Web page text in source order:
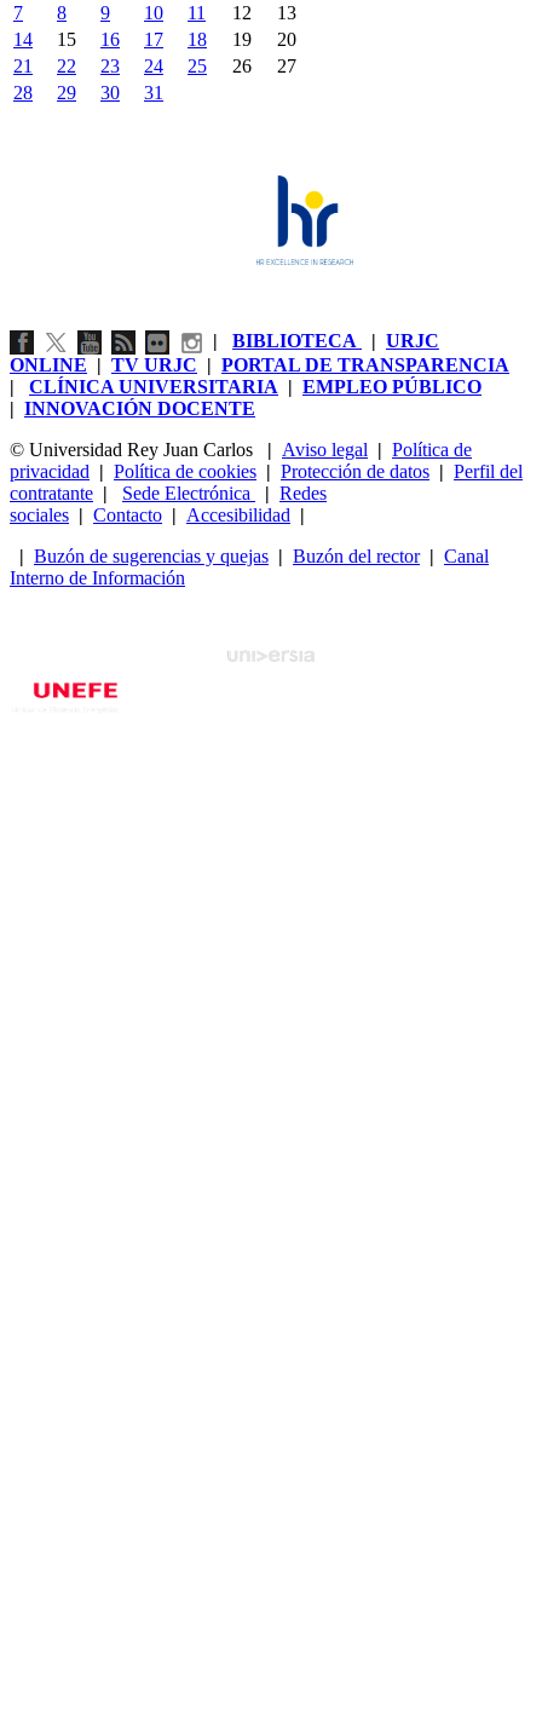
7
8 9 10 11 12
13
14
15 16 17 18 19
20
21
22 23 24 25 26
27
28
29 30 31
| BIBLIOTECA | URJC
ONLINE | TV URJC | PORTAL DE TRANSPARENCIA
| CLÍNICA UNIVERSITARIA | EMPLEO PÚBLICO
| INNOVACIÓN DOCENTE
© Universidad Rey Juan Carlos
| Aviso legal | Política de
privacidad | Política de cookies | Protección de datos | Perfil del
contratante | Sede Electrónica | Redes
sociales | Contacto | Accesibilidad |
| Buzón de sugerencias y quejas | Buzón del rector| Canal
Interno de Información